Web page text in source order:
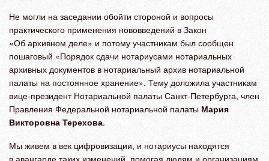
Не могли на заседании обойти стороной и вопросы
практического применения нововведений в Закон
«Об архивном деле» и потому участникам был сообщен
пошаговый «Порядок сдачи нотариусами нотариальных
архивных документов в нотариальный архив нотариальной
палаты на постоянное хранение». Тему доложила участникам
вице-президент Нотариальной палаты Санкт-Петербурга, член
Правления Федеральной нотариальной палаты Мария
Викторовна Терехова.
Мы живем в век цифровизации, и нотариусы находятся